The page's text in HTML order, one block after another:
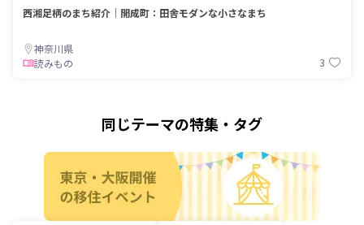
西湘足柄のまち紹介｜開成町：田舎モダンな小さなまち
神奈川県
読みもの
3
同じテーマの特集・タグ